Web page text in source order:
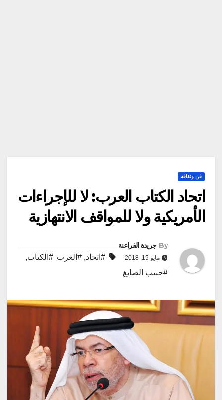
فن وثقافة
اتحاد الكتاب العرب: لا للإجراءات
الأمريكية ولا للمواقف الانتهازية
By جريدة الفراعنة
مايو 15, 2018 #اتحاد, #العرب, #الكتاب,
#حبيب الصايغ